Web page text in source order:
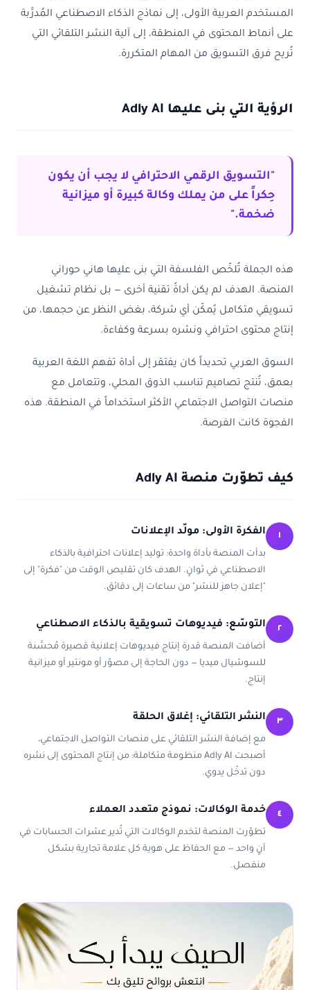
المستخدم العربية الأولى، إلى نماذج الذكاء الاصطناعي المُدرَّبة
على أنماط المحتوى في المنطقة، إلى آلية النشر التلقائي التي
تُريح فرق التسويق من المهام المتكررة.
الرؤية التي بنى عليها Adly AI
"التسويق الرقمي الاحترافي لا يجب أن يكون
حِكراً على من يملك وكالة كبيرة أو ميزانية
ضخمة."
هذه الجملة تُلخّص الفلسفة التي بنى عليها هاني حوراني
المنصة. الهدف لم يكن أداةً تقنية أخرى — بل نظام تشغيل
تسويقي متكامل يُمكّن أي شركة، بغض النظر عن حجمها، من
إنتاج محتوى احترافي ونشره بسرعة وكفاءة.
السوق العربي تحديداً كان يفتقر إلى أداة تفهم اللغة العربية
بعمق، تُنتج تصاميم تناسب الذوق المحلي، وتتعامل مع
منصات التواصل الاجتماعي الأكثر استخداماً في المنطقة. هذه
الفجوة كانت الفرصة.
كيف تطوّرت منصة Adly AI
١ الفكرة الأولى: مولّد الإعلانات
بدأت المنصة بأداة واحدة: توليد إعلانات احترافية بالذكاء
الاصطناعي في ثوانٍ. الهدف كان تقليص الوقت من "فكرة" إلى
"إعلان جاهز للنشر" من ساعات إلى دقائق.
٢ التوسّع: فيديوهات تسويقية بالذكاء الاصطناعي
أضافت المنصة قدرة إنتاج فيديوهات إعلانية قصيرة مُحسَّنة
للسوشيال ميديا — دون الحاجة إلى مصوّر أو مونتير أو ميزانية
إنتاج.
٣ النشر التلقائي: إغلاق الحلقة
مع إضافة النشر التلقائي على منصات التواصل الاجتماعي،
أصبحت Adly AI منظومة متكاملة: من إنتاج المحتوى إلى نشره
دون تدخّل يدوي.
٤ خدمة الوكالات: نموذج متعدد العملاء
تطوّرت المنصة لتخدم الوكالات التي تُدير عشرات الحسابات في
آنٍ واحد — مع الحفاظ على هوية كل علامة تجارية بشكل
منفصل.